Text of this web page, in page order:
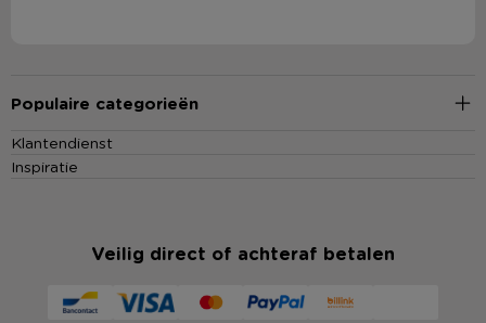
Populaire categorieën
Klantendienst
Inspiratie
Veilig direct of achteraf betalen